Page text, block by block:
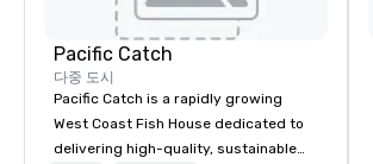
Pacific Catch
다중 도시
Pacific Catch is a rapidly growing
West Coast Fish House dedicated to
delivering high-quality, sustainable